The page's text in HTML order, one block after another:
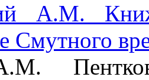
А.М.
Смутного